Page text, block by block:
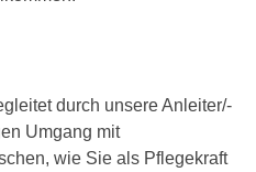
durch unsere Anleiter/-
Umgang mit
wie Sie als Pflegekraft